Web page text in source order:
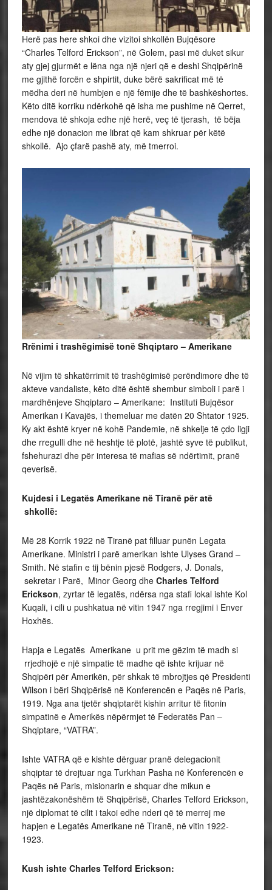
Herë pas here shkoi dhe vizitoi shkollën Bujqësore
“Charles Telford Erickson”, në Golem, pasi më duket sikur
aty gjej gjurmët e lëna nga një njeri që e deshi Shqipërinë
me gjithë forcën e shpirtit, duke bërë sakrificat më të
mëdha deri në humbjen e një fëmije dhe të bashkëshortes.
Këto ditë korriku ndërkohë që isha me pushime në Qerret,
mendova të shkoja edhe një herë, veç të tjerash, të bëja
edhe një donacion me librat që kam shkruar për këtë
shkollë. Ajo çfarë pashë aty, më tmerroi.
Rrënimi i trashëgimisë tonë Shqiptaro – Amerikane
Në vijim të shkatërrimit të trashëgimisë perëndimore dhe të
akteve vandaliste, këto ditë është shembur simboli i parë i
mardhënjeve Shqiptaro – Amerikane: Instituti Bujqësor
Amerikan i Kavajës, i themeluar me datën 20 Shtator 1925.
Ky akt është kryer në kohë Pandemie, në shkelje të çdo ligji
dhe rregulli dhe në heshtje të plotë, jashtë syve të publikut,
fshehurazi dhe për interesa të mafias së ndërtimit, pranë
qeverisë.
Kujdesi i Legatës Amerikane në Tiranë për atë
shkollë:
Më 28 Korrik 1922 në Tiranë pat filluar punën Legata
Amerikane. Ministri i parë amerikan ishte Ulyses Grand –
Smith. Në stafin e tij bënin pjesë Rodgers, J. Donals,
sekretar i Parë, Minor Georg dhe Charles Telford
Erickson, zyrtar të legatës, ndërsa nga stafi lokal ishte Kol
Kuqali, i cili u pushkatua në vitin 1947 nga rregjimi i Enver
Hoxhës.
Hapja e Legatës Amerikane u prit me gëzim të madh si
rrjedhojë e një simpatie të madhe që ishte krijuar në
Shqipëri për Amerikën, për shkak të mbrojtjes që Presidenti
Wilson i bëri Shqipërisë në Konferencën e Paqës në Paris,
1919. Nga ana tjetër shqiptarët kishin arritur të fitonin
simpatinë e Amerikës nëpërmjet të Federatës Pan –
Shqiptare, “VATRA”.
Ishte VATRA që e kishte dërguar pranë delegacionit
shqiptar të drejtuar nga Turkhan Pasha në Konferencën e
Paqës në Paris, misionarin e shquar dhe mikun e
jashtëzakonëshëm të Shqipërisë, Charles Telford Erickson,
një diplomat të cilit i takoi edhe nderi që të merrej me
hapjen e Legatës Amerikane në Tiranë, në vitin 1922-
1923.
Kush ishte Charles Telford Erickson: